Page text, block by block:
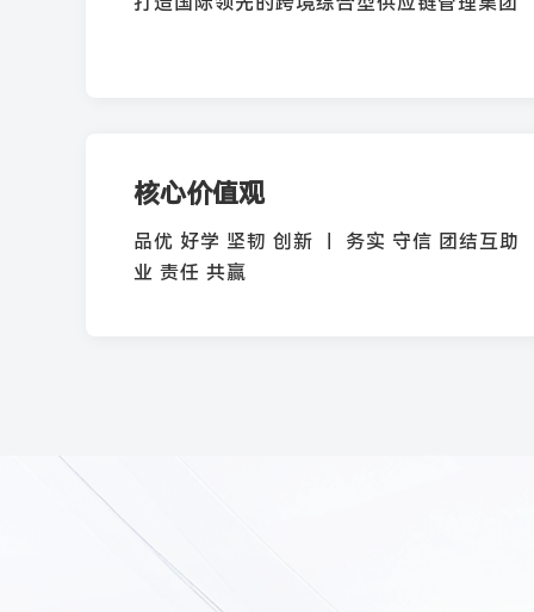
核心价值观
品优 好学 坚韧 创新 ｜ 务实 守信 团结互助
业 责任 共赢